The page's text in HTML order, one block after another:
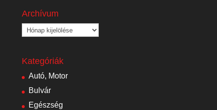
Archívum
Archívum
Kategóriák
Autó, Motor
Bulvár
Egészség